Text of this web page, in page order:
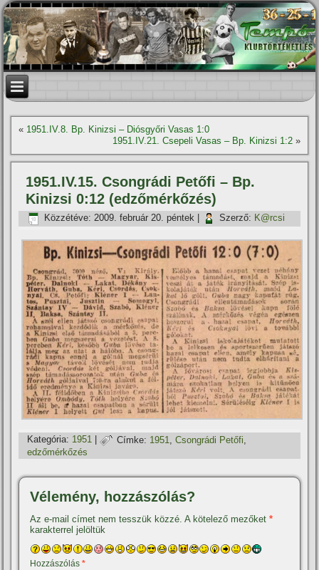
« 1951.IV.8. Bp. Kinizsi – Diósgyőri Vasas 1:0
1951.IV.21. Csepeli Vasas – Bp. Kinizsi 1:2»
1951.IV.15. Csongrádi Petőfi – Bp.
Kinizsi 0:12 (edzőmérkőzés)
Közzétéve: 2009. február 20. péntek Szerző: K@rcsi
Kategória: 1951 | Címke: 1951 ,Csongrádi Petőfi
edzőmérkőzés
Vélemény, hozzászólás?
Az e-mail címet nem tesszük közzé. A kötelező mezőket*
karakterrel jelöltük
Hozzászólás*